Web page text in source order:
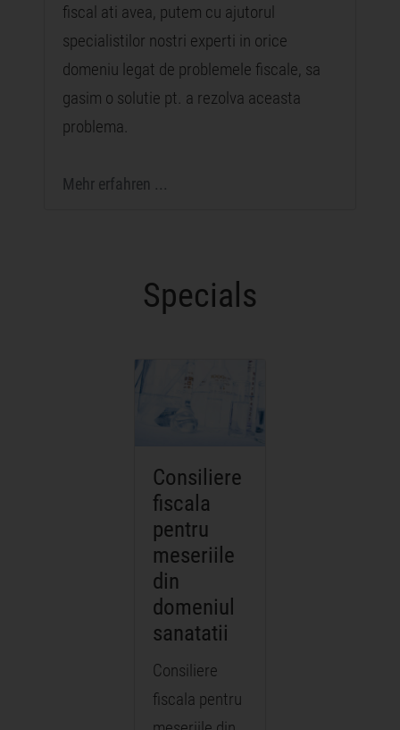
fiscal ati avea, putem cu ajutorul
specialistilor nostri experti in orice
domeniu legat de problemele fiscale, sa
gasim o solutie pt. a rezolva aceasta
problema.
Mehr erfahren ...
Specials
Consiliere
fiscala
pentru
meseriile
din
domeniul
sanatatii
Consiliere
fiscala pentru